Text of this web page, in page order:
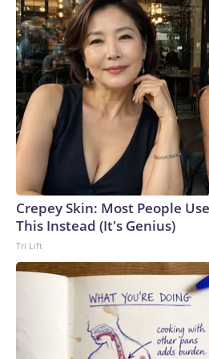
Russian government and has
humanitarian grounds."The
House was "deeply concerned
and continued detention in
continue to track" his case
report on Gilman's status.U.S.
Gilman at a court hearing in
2026.
Vladimir Lavrov / REUTERS
whether to try to restart
the war in Ukraine. Those efforts
weeks as the administration has
conflict with Iran and broader
Trump administration previously
Crepey Skin: Most People
This Instead (It's Genius)
Tri Lift